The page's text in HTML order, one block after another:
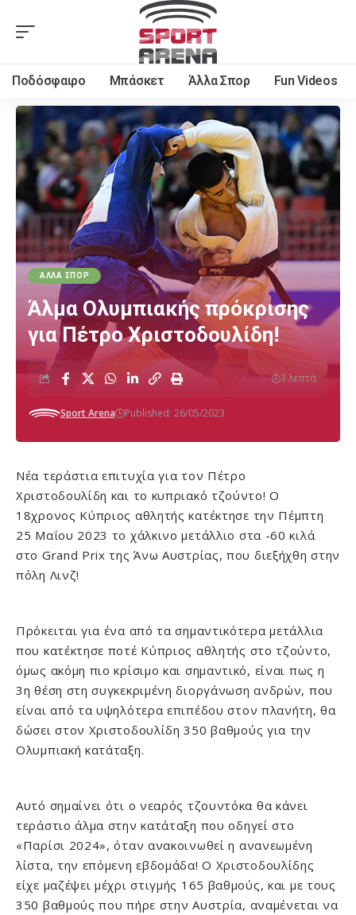
Ποδόσφαιρο Μπάσκετ Άλλα Σπορ Fun Videos
ΆΛΛΑ ΣΠΟΡ
Άλμα Ολυμπιακής πρόκρισης
για Πέτρο Χριστοδουλίδη!
Sport Arena Published: 26/05/2023
3 λεπτά
Νέα τεράστια επιτυχία για τον Πέτρο
Χριστοδουλίδη και το κυπριακό τζούντο! Ο
18χρονος Κύπριος αθλητής κατέκτησε την Πέμπτη
25 Μαΐου 2023 το χάλκινο μετάλλιο στα -60 κιλά
στο Grand Prix της Άνω Αυστρίας, που διεξήχθη στην
πόλη Λινζ!
Πρόκειται για ένα από τα σημαντικότερα μετάλλια
που κατέκτησε ποτέ Κύπριος αθλητής στο τζούντο,
όμως ακόμη πιο κρίσιμο και σημαντικό, είναι πως η
3η θέση στη συγκεκριμένη διοργάνωση ανδρών, που
είναι από τα υψηλότερα επιπέδου στον πλανήτη, θα
δώσει στον Χριστοδουλίδη 350 βαθμούς για την
Ολυμπιακή κατάταξη.
Αυτό σημαίνει ότι ο νεαρός τζουντόκα θα κάνει
τεράστιο άλμα στην κατάταξη που οδηγεί στο
«Παρίσι 2024», όταν ανακοινωθεί η ανανεωμένη
λίστα, την επόμενη εβδομάδα! Ο Χριστοδουλίδης
είχε μαζέψει μέχρι στιγμής 165 βαθμούς, και με τους
350 βαθμούς που πήρε στην Αυστρία, αναμένεται να